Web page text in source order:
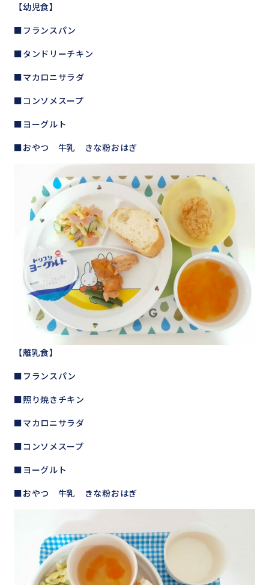
【幼児食】
■フランスパン
■タンドリーチキン
■マカロニサラダ
■コンソメスープ
■ヨーグルト
■おやつ 牛乳 きな粉おはぎ
【離乳食】
■フランスパン
■照り焼きチキン
■マカロニサラダ
■コンソメスープ
■ヨーグルト
■おやつ 牛乳 きな粉おはぎ